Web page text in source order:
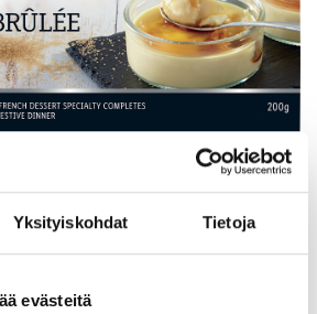
Yksityiskohdat Tietoja
evästeitä
EI OLE ENÄÄ VOIMASSA